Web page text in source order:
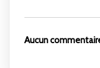
Aucun